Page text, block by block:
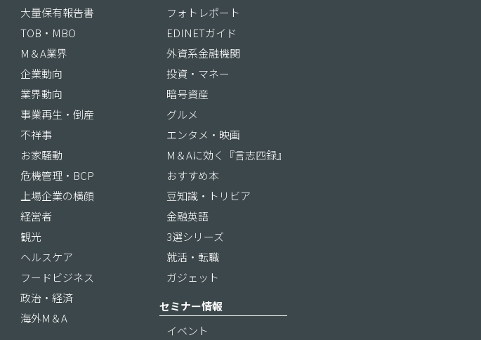
大量保有報告書
TOB・MBO
M＆A業界
企業動向
業界動向
事業再生・倒産
不祥事
お家騒動
危機管理・BCP
上場企業の横顔
経営者
観光
ヘルスケア
フードビジネス
政治・経済
海外M＆A
フォトレポート
EDINETガイド
外資系金融機関
投資・マネー
暗号資産
グルメ
エンタメ・映画
M＆Aに効く『言志四録』
おすすめ本
豆知識・トリビア
金融英語
3選シリーズ
就活・転職
ガジェット
セミナー情報
イベント